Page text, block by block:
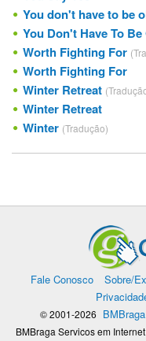
You don't have to be
You Don't Have To
Worth Fighting For
Worth Fighting For
Winter Retreat
Winter Retreat
Winter (Tradução)
Fale Conosco Sobre/
© 2001-2026
BMBraga Servicos em